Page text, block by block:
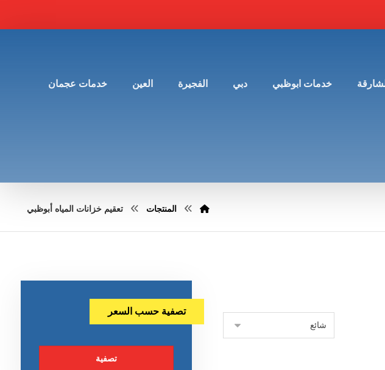
خدمات ابوظبي دبي الفجيرة العين خدمات عجمان
المنتجات تعقيم خزانات المياه أبوظبي
تصفية حسب السعر
تصفية